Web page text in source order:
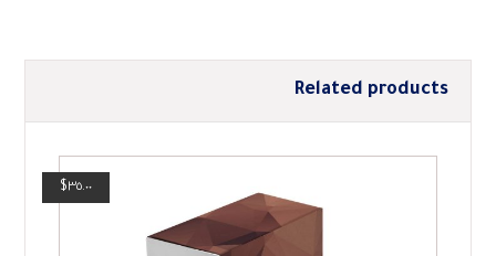
Related products
$٣٥.٠٠